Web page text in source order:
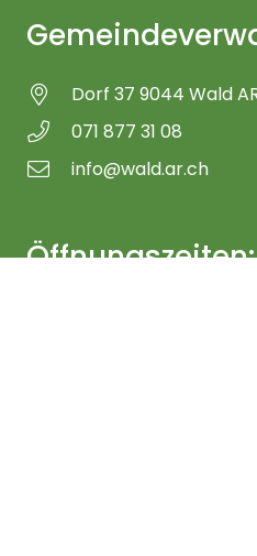
Dorf 37 9044 Wald
071 877 31 08
info@wald.ar.ch
Öffnungszeiten: